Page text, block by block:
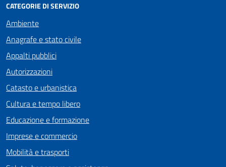
CATEGORIE DI SERVIZIO
Ambiente
Anagrafe e stato civile
Appalti pubblici
Autorizzazioni
Catasto e urbanistica
Cultura e tempo libero
Educazione e formazione
Imprese e commercio
Mobilità e trasporti